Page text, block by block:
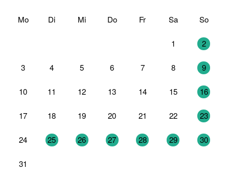
Mo Di Mi Do Fr Sa So
1 2
3 4 5 6 7 8 9
10 11 12 13 14 15 16
17 18 19 20 21 22 23
24 25 26 27 28 29 30
31